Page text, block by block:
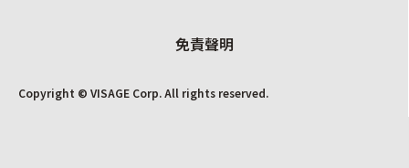
Copyright © VISAGE Corp. All rights reserved.
免責聲明